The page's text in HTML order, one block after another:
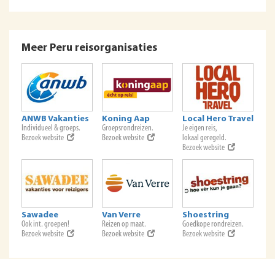
Meer Peru reisorganisaties
ANWB Vakanties
Individueel & groeps.
Bezoek website
Koning Aap
Groepsrondreizen.
Bezoek website
Local Hero Travel
Je eigen reis,
lokaal geregeld.
Bezoek website
Sawadee
Ook int. groepen!
Bezoek website
Van Verre
Reizen op maat.
Bezoek website
Shoestring
Goedkope rondreizen.
Bezoek website